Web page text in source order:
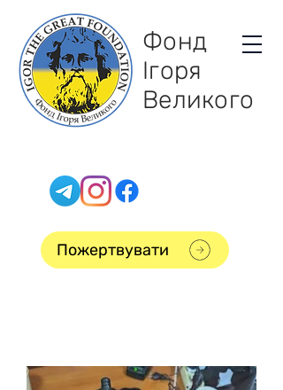
Фонд
Ігоря
Великого
Пожертвувати